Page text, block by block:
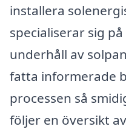
installera
specialiserar sig
underhåll av
fatta informerade
processen så
följer en översikt